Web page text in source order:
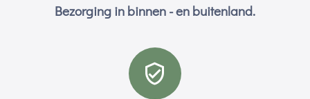
Bezorging in binnen - en buitenland.